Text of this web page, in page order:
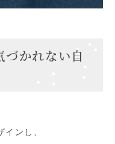
づかれない自
ンし、